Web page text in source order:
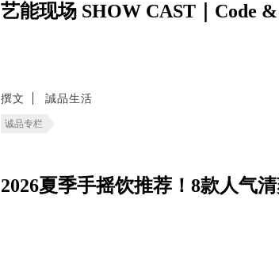
艺能现场 SHOW CAST｜Code
撰文 誠品生活
诚品专栏
2026夏季手摇饮推荐！8款人气